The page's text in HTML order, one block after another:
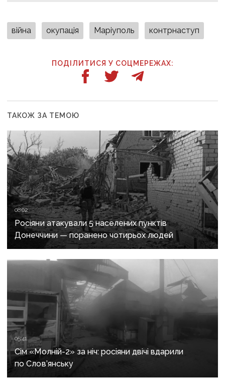
війна окупація Маріуполь контрнаступ
ПОДІЛИТИСЯ У СОЦМЕРЕЖАХ:
ТАКОЖ ЗА ТЕМОЮ
08:02
Росіяни атакували 5 населених пунктів
Донеччини — поранено чотирьох людей
05:41
Сім «Молній-2» за ніч: росіяни двічі вдарили
по Слов’янську